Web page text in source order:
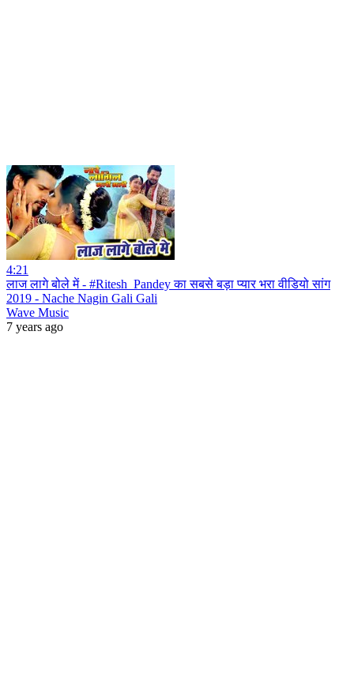
4:21
लाज लागे बोले में - #Ritesh_Pandey का सबसे बड़ा प्यार भरा वीडियो सांग
2019 - Nache Nagin Gali Gali
Wave Music
7 years ago